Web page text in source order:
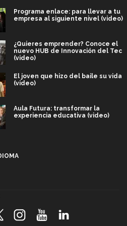
Programa enlace: para llevar a tu
empresa al siguiente nivel (video)
¿Quieres emprender? Conoce el
nuevo HUB de Innovación del Tec
(video)
El joven que hizo del baile su vida
(video)
Aula Futura: transformar la
experiencia educativa (video)
robótica FIRST 2026! (video)